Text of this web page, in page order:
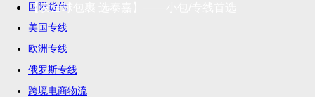
【发全球包裹 选泰嘉】——小包/专线首选
国际货代
美国专线
欧洲专线
俄罗斯专线
跨境电商物流